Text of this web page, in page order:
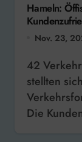
Hameln:
Nov. 23,
42 Verkehrsunternehmen und -verbünde
stellten
Die